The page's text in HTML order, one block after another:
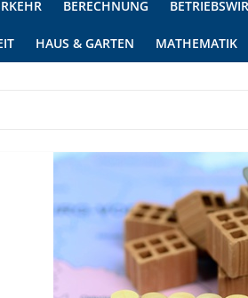
BERECHNUNG
HAUS & GARTEN MATHEMATIK